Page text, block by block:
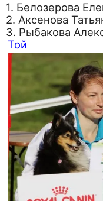
1. Белозерова
2. Аксенова
3. Рыбакова
Той